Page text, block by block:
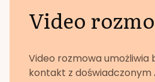
Video
Video rozmowa umożliwia
kontakt z